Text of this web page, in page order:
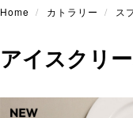
Home カトラリー ス
アイスクリ